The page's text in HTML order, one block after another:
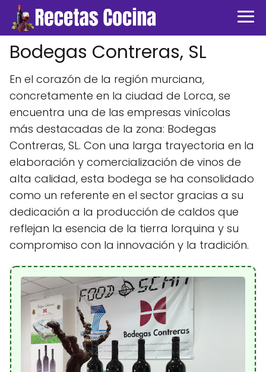
Bodegas Contreras, SL
En el corazón de la región murciana,
concretamente en la ciudad de Lorca, se
encuentra una de las empresas vinícolas
más destacadas de la zona: Bodegas
Contreras, SL. Con una larga trayectoria en la
elaboración y comercialización de vinos de
alta calidad, esta bodega se ha consolidado
como un referente en el sector gracias a su
dedicación a la producción de caldos que
reflejan la esencia de la tierra lorquina y su
compromiso con la innovación y la tradición.